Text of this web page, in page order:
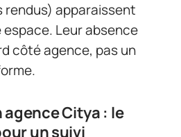
rendus) apparaissent
Leur absence
côté agence, pas un
Citya : le
un suivi